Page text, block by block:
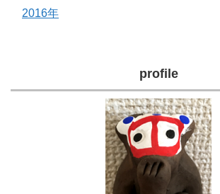
2016年
profile